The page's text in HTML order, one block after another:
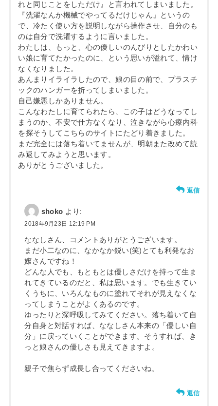
れと同じことをしただけ』と言われてしまいました。
『洗濯なんか機械でやってるだけじゃん』というの
で、冷たく使い方を説明しながら操作させ、自分のも
のは自分で洗濯するように言いました。
わたしは、もっと、心の優しいのんびりとしたかわい
い娘に育てたかったのに、という思いが溢れて、情け
なくなりました。
あんまりイライラしたので、娘の目の前で、プラスチ
ックのハンガーを折ってしまいました。
自己嫌悪しかありません。
こんなわたしに育てられたら、この子はどうなってし
まうのか、不安で仕方なくなり、泣きながら心療内科
を探そうしてこちらのサイトにたどり着きました。
まだ完全には落ち着いてませんが、明朝また改めて読
み返してみようと思います。
ありがとうございました。
返信
shoko より:
2018年9月23日 12:19 PM
ななしさん、コメントありがとうございます。
まだ小二なのに、なかなか鋭い(笑)とても利発なお
嬢さんですね！
どんな人でも、もともとは優しさだけを持って生ま
れてきているのだと、私は思います。でも生きてい
くうちに、いろんなものに塗れてそれが見えなくな
ってしまうことがよくあるのです。
ゆったりと深呼吸してみてください。落ち着いて自
分自身と対話すれば、ななしさん本来の「優しい自
分」に戻っていくことができます。そうすれば、き
っと娘さんの優しさも見えてきますよ。
親子で焦らず成長し合ってくださいね。
返信